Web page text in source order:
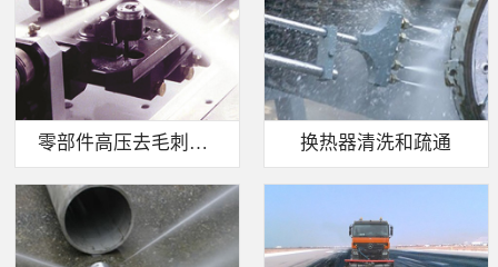
零部件高压去毛刺清洗 换热器清洗和疏通